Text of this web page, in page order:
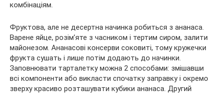
комбінаціям.
Фруктова, але не десертна начинка робиться з ананаса.
Варене яйце, розім’яте з часником і тертим сиром, залити
майонезом. Ананасові консерви соковиті, тому кружечки
фрукта сушать і лише потім додають до начинки.
Заповнювати тарталетку можна 2 способами: змішавши
всі компоненти або викласти спочатку заправку і окремо
зверху красиво розташувати кубики ананаса. Другий